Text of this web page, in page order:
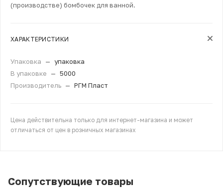
(производстве) бомбочек для ванной.
ХАРАКТЕРИСТИКИ
Упаковка —
упаковка
В упаковке
— 5000
Производитель — РГМ Пласт
Цена действительна только для интернет-магазина и может
отличаться от цен в розничных магазинах
Сопутствующие товары